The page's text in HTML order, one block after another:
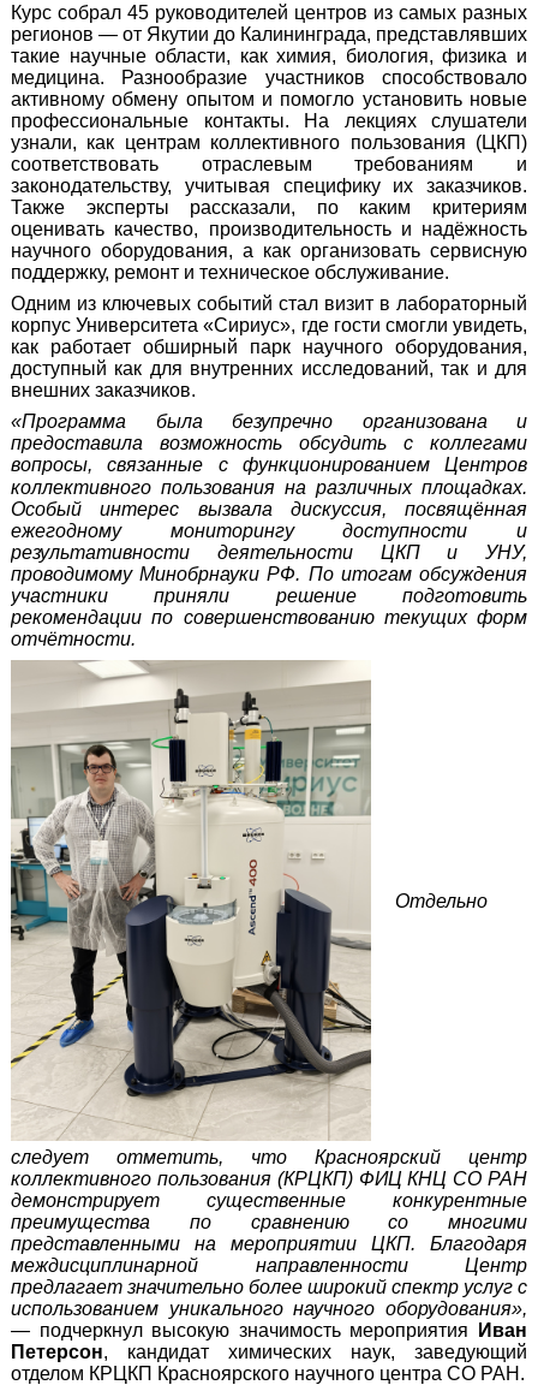
Курс собрал 45 руководителей центров из самых разных
регионов — от Якутии до Калининграда, представлявших
такие научные области, как химия, биология, физика и
медицина. Разнообразие участников способствовало
активному обмену опытом и помогло установить новые
профессиональные контакты. На лекциях слушатели
узнали, как центрам коллективного пользования (ЦКП)
соответствовать отраслевым требованиям и
законодательству, учитывая специфику их заказчиков.
Также эксперты рассказали, по каким критериям
оценивать качество, производительность и надёжность
научного оборудования, а как организовать сервисную
поддержку, ремонт и техническое обслуживание.
Одним из ключевых событий стал визит в лабораторный
корпус Университета «Сириус», где гости смогли увидеть,
как работает обширный парк научного оборудования,
доступный как для внутренних исследований, так и для
внешних заказчиков.
«Программа была безупречно организована и
предоставила возможность обсудить с коллегами
вопросы, связанные с функционированием Центров
коллективного пользования на различных площадках.
Особый интерес вызвала дискуссия, посвящённая
ежегодному мониторингу доступности и
результативности деятельности ЦКП и УНУ,
проводимому Минобрнауки РФ. По итогам обсуждения
участники приняли решение подготовить
рекомендации по совершенствованию текущих форм
отчётности.
Отдельно
следует отметить, что Красноярский центр
коллективного пользования (КРЦКП) ФИЦ КНЦ СО РАН
демонстрирует существенные конкурентные
преимущества по сравнению со многими
представленными на мероприятии ЦКП. Благодаря
междисциплинарной направленности Центр
предлагает значительно более широкий спектр услуг с
использованием уникального научного оборудования»,
— подчеркнул высокую значимость мероприятия
Иван
Петерсон, кандидат химических наук, заведующий
отделом КРЦКП Красноярского научного центра СО РАН.